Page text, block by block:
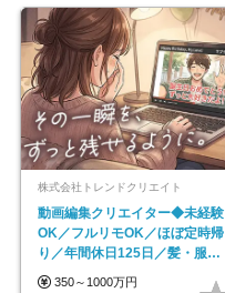
株式会社トレンドクリエイト
動画編集クリエイター◆未経験
OK／フルリモOK／ほぼ定時帰
り／年間休日125日／髪・服・
ネイル自由／副業OK
350～1000万円